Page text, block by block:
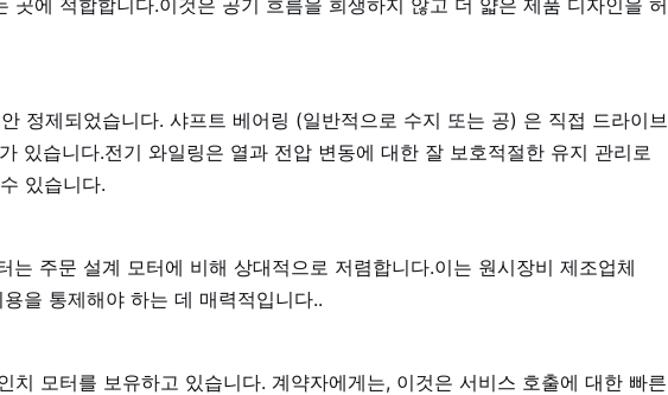
곳에 적합합니다.이것은 공기 흐름을 희생하지 않고 더 얇은 제품 디자인을 허
정제되었습니다. 샤프트 베어링 (일반적으로 수지 또는 공) 은 직접 드라이브
있습니다.전기 와일링은 열과 전압 변동에 대한 잘 보호적절한 유지 관리로
있습니다.
는 주문 설계 모터에 비해 상대적으로 저렴합니다.이는 원시장비 제조업체
을 통제해야 하는 데 매력적입니다..
치 모터를 보유하고 있습니다. 계약자에게는, 이것은 서비스 호출에 대한 빠른